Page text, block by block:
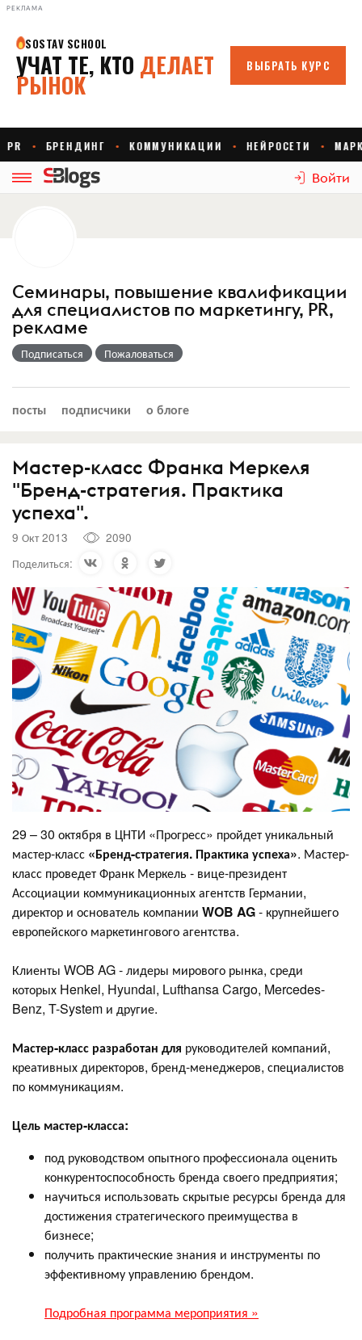
РЕКЛАМА
Войти
Семинары, повышение квалификации
для специалистов по маркетингу, PR,
рекламе
Подписаться Пожаловаться
посты подписчики о блоге
Мастер-класс Франка Меркеля
"Бренд-стратегия. Практика
успеха".
9 Окт 2013
2090
Поделиться:
29 – 30 октября в ЦНТИ «Прогресс» пройдет уникальный
мастер-класс «Бренд-стратегия. Практика успеха». Мастер-
класс проведет Франк Меркель - вице-президент
Ассоциации коммуникационных агентств Германии,
директор и основатель компании WOB AG- крупнейшего
европейского маркетингового агентства.
Клиенты WOB AG - лидеры мирового рынка, среди
которых Henkel, Hyundai, Lufthansa Cargo, Mercedes-
Benz, T-System и другие.
Мастер-класс разработан для руководителей компаний,
креативных директоров, бренд-менеджеров, специалистов
по коммуникациям.
Цель мастер-класса:
под руководством опытного профессионала оценить
конкурентоспособность бренда своего предприятия;
научиться использовать скрытые ресурсы бренда для
достижения стратегического преимущества в
бизнесе;
получить практические знания и инструменты по
эффективному управлению брендом.
Подробная программа мероприятия »